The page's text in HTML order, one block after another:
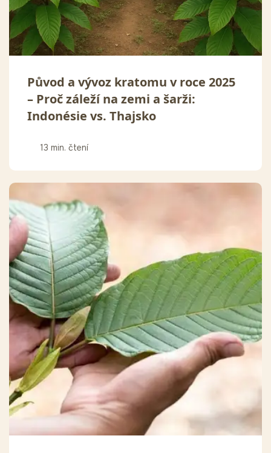
Původ a vývoz kratomu v roce 2025
– Proč záleží na zemi a šarži:
Indonésie vs. Thajsko
13 min. čtení